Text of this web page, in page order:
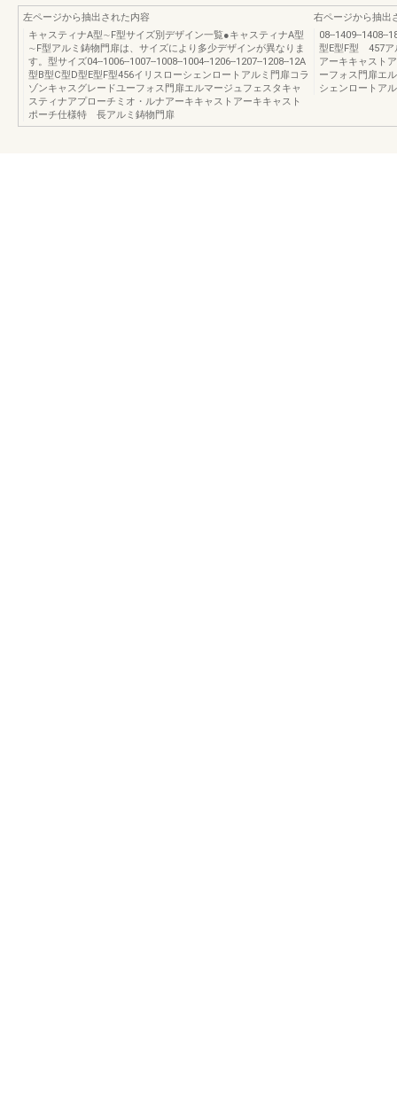
左ページから抽出された内容
キャスティナA型∼F型サイズ別デザイン一覧●キャスティナA型
∼F型アルミ鋳物門扉は、サイズにより多少デザインが異なりま
す。型サイズ04--1006--1007--1008--1004--1206--1207--1208--12A
型B型C型D型E型F型456イリスローシェンロートアルミ門扉コラ
ゾンキャスグレードユーフォス門扉エルマージュフェスタキャ
スティナアプローチミオ・ルナアーキキャストアーキキャスト
ポーチ仕様特 長アルミ鋳物門扉
右ページから抽出
08--1409--1408--
型E型F型 457ア
アーキキャスト
ーフォス門扉エ
シェンロートア